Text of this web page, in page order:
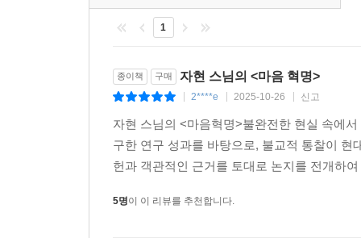
특히 ‘현실 긍정’, ‘욕망 승화’, ‘인식 환기’, ‘걸
외면한 채, 일시적 안정이나 단순한 심리적 위안
뒤섞이며 전개된 탓에 그 구조가 복잡했기에,
조명되기 힘들었다. 하지만 이 책은 바로 그 미
- 선(禪), 동아시아 정신문화의 정점
1
종이책 구매 자현 스님의 <마음 혁명>
2****e 2025-10-26 신고
자현 스님의 <마음혁명>불완전한 현실 속에
구한 연구 성과를 바탕으로, 불교적 통찰이
헌과 객관적인 근거를 토대로 논지를 전개하
5명이 이 리뷰를 추천합니다.